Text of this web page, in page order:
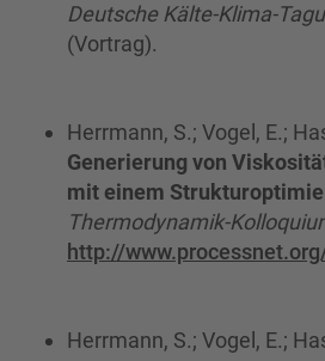
Deutsche Kälte-Klima-
(Vortrag).
Herrmann, S.; Vogel, E.;
Generierung von
mit einem
Thermodynamik-
http://
Herrmann, S.; Vogel, E.;